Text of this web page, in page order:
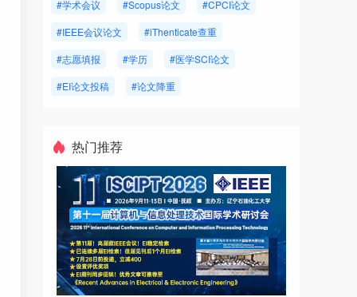
#学术会议 #Scopus论文
#CPCI论文
#IEEE会议论文
#iThenticate查重
#志愿填报
#学历
#医学SCI论文
#EI论文投稿
#论文降重
热门推荐